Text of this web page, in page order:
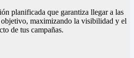
planificada que garantiza llegar a las
maximizando la visibilidad y el
de tus campañas.